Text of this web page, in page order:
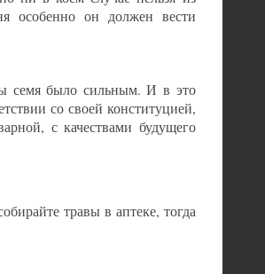
особенно он должен вести
семя было сильным. И в это
со своей конституцией,
с качествами будущего
травы в аптеке, тогда